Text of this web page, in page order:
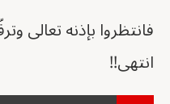
فانتظروا بإذنه تعالى
انتهى!!